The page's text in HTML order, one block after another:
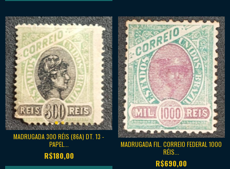
MADRUGADA 300 RÉIS (86A) DT. 13 -
PAPEL...
R$180,00
MADRUGADA FIL. CORREIO FEDERAL 1000
RÉIS...
R$690,00